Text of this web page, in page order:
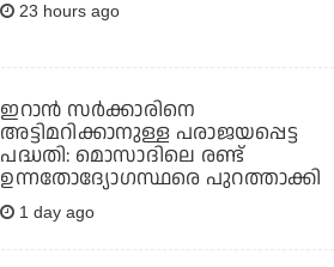
23 hours ago
ഇറാന്‍ സര്‍ക്കാരിനെ
അട്ടിമറിക്കാനുള്ള പരാജയപ്പെട്ട
പദ്ധതി: മൊസാദിലെ രണ്ട്
ഉന്നതോദ്യോഗസ്ഥരെ പുറത്താക്കി
1 day ago